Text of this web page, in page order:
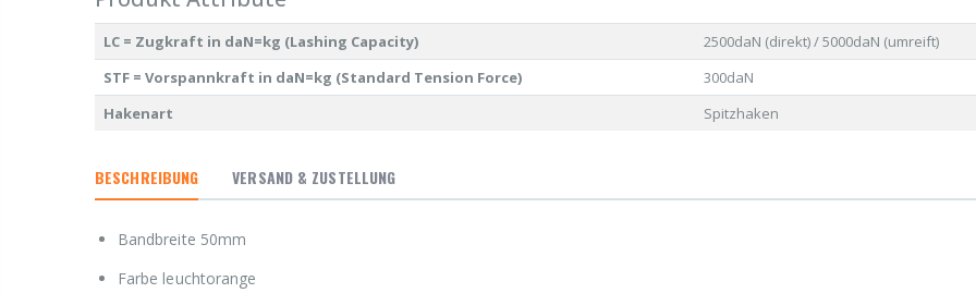
LC = Zugkraft in daN=kg (Lashing Capacity)
2500daN (direkt) / 5000daN (umreift)
STF = Vorspannkraft in daN=kg (Standard Tension Force)
300daN
Hakenart
Spitzhaken
BESCHREIBUNG VERSAND & ZUSTELLUNG
Bandbreite 50mm
Farbe leuchtorange